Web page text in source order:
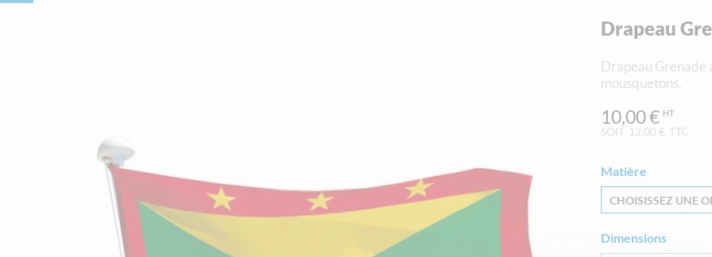
Drapeau
Drapeau Grenade
mousquetons.
SOIT 12,00 € TTC
10,00 €
Matière
CHOISISSEZ UNE
Dimensions